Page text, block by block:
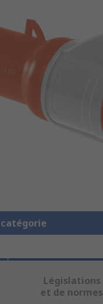
Législations
et de normes